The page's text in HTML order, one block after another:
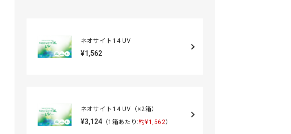
ネオサイト14 UV
¥1,562
ネオサイト14 UV（×2箱）
¥3,124（1箱あたり:約¥1,562）